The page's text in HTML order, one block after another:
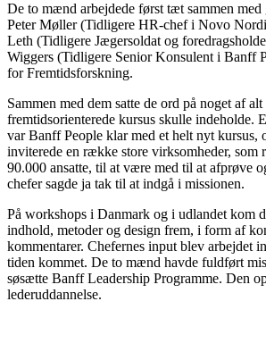
De to mænd arbejdede først tæt sammen med
Peter Møller (Tidligere HR-chef i Novo
Leth (Tidligere Jægersoldat og
Wiggers (Tidligere Senior Konsulent i Banff
for Fremtidsforskning.
Sammen med dem satte de ord på noget af alt
fremtidsorienterede kursus skulle indeholde.
var Banff People klar med et helt nyt kursus,
inviterede en række store virksomheder, som
90.000 ansatte, til at være med til at afprøve
chefer sagde ja tak til at indgå i missionen.
På workshops i Danmark og i udlandet kom
indhold, metoder og design frem, i form af
kommentarer. Chefernes input blev arbejdet
tiden kommet. De to mænd havde fuldført
søsætte Banff Leadership Programme. Den
lederuddannelse.